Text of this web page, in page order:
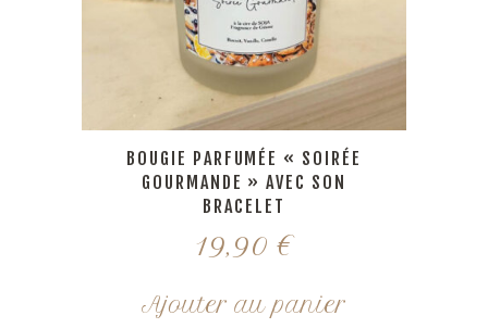
BOUGIE PARFUMÉE « SOIRÉE
GOURMANDE » AVEC SON
BRACELET
19,90 €
Ajouter au panier